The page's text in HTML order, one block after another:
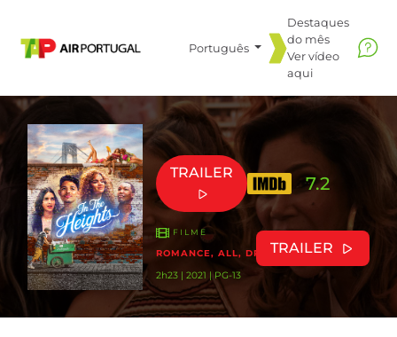
Português
Destaques
do mês
Ver vídeo
aqui
TRAILER
7.2
FILME
ROMANCE, ALL, DRAMA
2h23 | 2021 | PG-13
TRAILER